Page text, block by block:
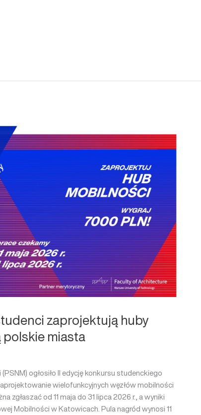
zaprojektują huby
miasta
ogłosiło II edycję konkursu studenckiego
wielofunkcyjnych węzłów mobilności
zgłaszać od 11 maja do 31 lipca 2026 r., a wyniki
Mobilności w Katowicach. Pula nagród wynosi 11